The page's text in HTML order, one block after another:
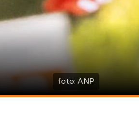
foto: ANP